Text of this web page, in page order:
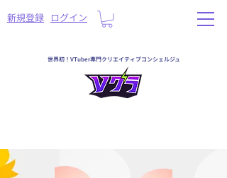
​新規登録 ログイン
世界初！VTuber専門クリエイティブコンシェルジュ